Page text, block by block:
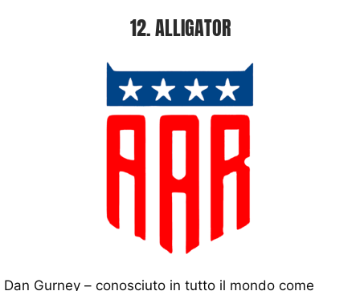
12. ALLIGATOR
Dan Gurney – conosciuto in tutto il mondo come